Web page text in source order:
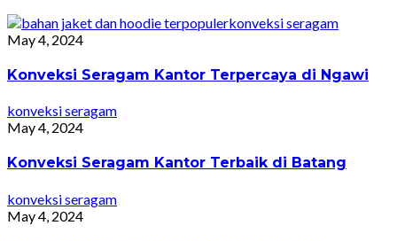
konveksi seragam
May 4, 2024
Konveksi Seragam Kantor Terpercaya di Ngawi
konveksi seragam
May 4, 2024
Konveksi Seragam Kantor Terbaik di Batang
konveksi seragam
May 4, 2024